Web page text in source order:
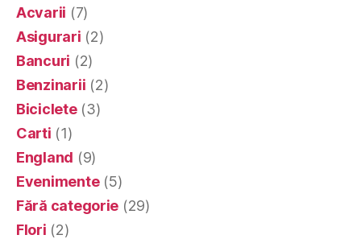
Acvarii (7)
Asigurari (2)
Bancuri (2)
Benzinarii (2)
Biciclete(3)
Carti (1)
England (9)
Evenimente(5)
Fără categorie (29)
Flori (2)